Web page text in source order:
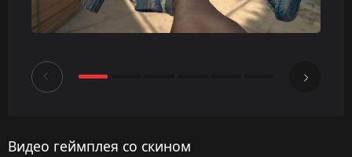
Видео геймплея со скином